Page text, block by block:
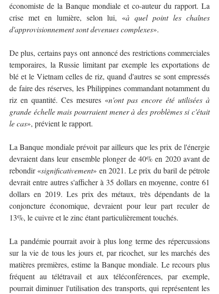
économiste de la Banque mondiale et co-auteur du rapport. La
crise met en lumière, selon lui, «à quel point les chaînes
d'approvisionnement sont devenues complexes».
De plus, certains pays ont annoncé des restrictions commerciales
temporaires, la Russie limitant par exemple les exportations de
blé et le Vietnam celles de riz, quand d'autres se sont empressés
de faire des réserves, les Philippines commandant notamment du
riz en quantité. Ces mesures «n'ont pas encore été utilisées à
grande échelle mais pourraient mener à des problèmes si c'était
le cas», prévient le rapport.
La Banque mondiale prévoit par ailleurs que les prix de l'énergie
devraient dans leur ensemble plonger de 40% en 2020 avant de
rebondir «significativement» en 2021. Le prix du baril de pétrole
devrait entre autres s'afficher à 35 dollars en moyenne, contre 61
dollars en 2019. Les prix des métaux, très dépendants de la
conjoncture économique, devraient pour leur part reculer de
13%, le cuivre et le zinc étant particulièrement touchés.
La pandémie pourrait avoir à plus long terme des répercussions
sur la vie de tous les jours et, par ricochet, sur les marchés des
matières premières, estime la Banque mondiale. Le recours plus
fréquent au télétravail et aux téléconférences, par exemple,
pourrait diminuer l'utilisation des transports, qui représentent les